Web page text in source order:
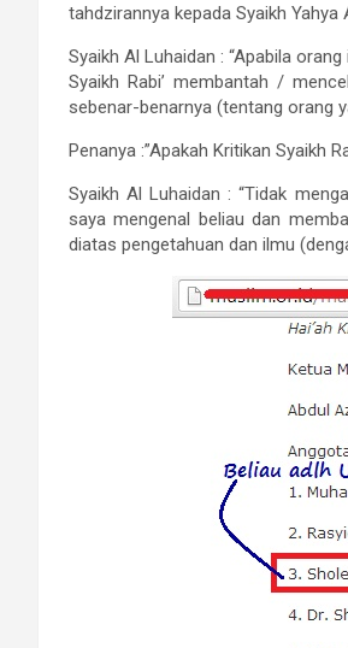
tahdzirannya kepada Syaikh
Syaikh Al Luhaidan : “Apabila
Syaikh Rabi’ membantah /
sebenar-benarnya (tentang orang
Penanya :”Apakah Kritikan Syaikh
Syaikh Al Luhaidan : “Tidak
saya mengenal beliau dan
diatas pengetahuan dan ilmu